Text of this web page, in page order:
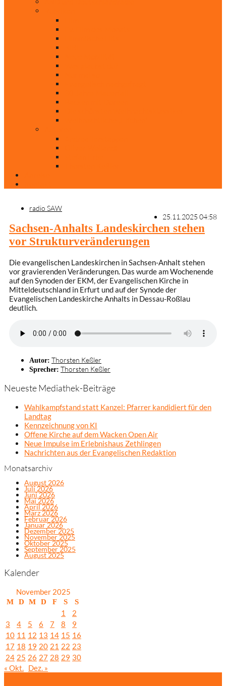
radio SAW
25.11.2025 04:58
Sachsen-Anhalts Landeskirchen stehen
vor Strukturveränderungen
Die evangelischen Landeskirchen in Sachsen-Anhalt stehen
vor gravierenden Veränderungen. Das wurde am Wochenende
auf den Synoden der EKM, der Evangelischen Kirche in
Mitteldeutschland in Erfurt und auf der Synode der
Evangelischen Landeskirche Anhalts in Dessau-Roßlau
deutlich.
Autor: Thorsten Keßler
Sprecher: Thorsten Keßler
Neueste Mediathek-Beiträge
Wahlkampfstand statt Kanzel: Pfarrer kandidiert für den
Landtag
Kennzeichnung von KI
Offene Kirche auf dem Wacken Open Air
Neue Impulse im Erlebnishaus Zethlingen
Nachrichten aus der Evangelischen Redaktion
Monatsarchiv
August 2026
Juli 2026
Juni 2026
Mai 2026
April 2026
März 2026
Februar 2026
Januar 2026
Dezember 2025
November 2025
Oktober 2025
September 2025
August 2025
Kalender
November 2025
M D M D F S S
1
2
3
4 5 6 7 8
9
10 11 12 13 14 15 16
17 18 19 20 21 22 23
24 25 26 27 28 29 30
« Okt. Dez. »